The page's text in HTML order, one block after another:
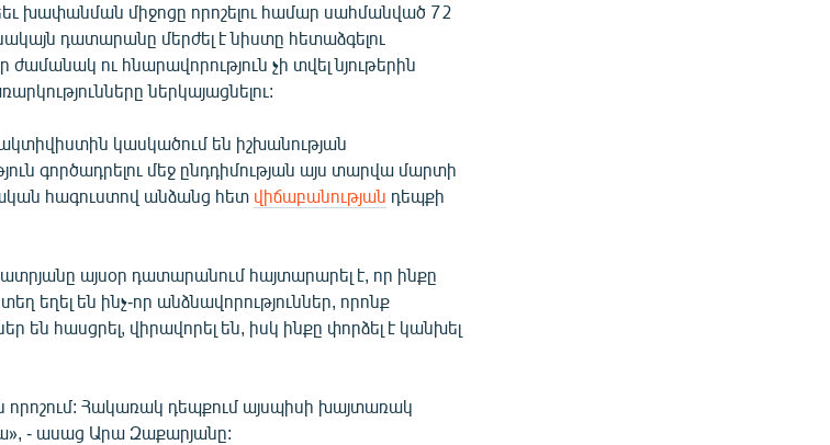
խափանման միջոցը որոշելու համար սահմանված 72
դատարանը մերժել է նիստը հետաձգելու
ժամանակ ու հնարավորություն չի տվել նյութերին
ներկայացնելու:
կասկածում են իշխանության
գործադրելու մեջ ընդդիմության այս տարվա մարտի
հագուստով անձանց հետ վիճաբանության դեպքի
այսօր դատարանում հայտարարել է, որ ինքը
եղել են ինչ-որ անձնավորություններ, որոնք
են հասցրել, վիրավորել են, իսկ ինքը փորձել է կանխել
Հակառակ դեպքում այսպիսի խայտառակ
- ասաց Արա Զաքարյանը: